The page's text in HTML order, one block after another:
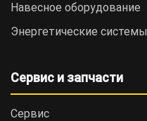
Навесное оборудование
Энергетические системы
Сервис и запчасти
Сервис